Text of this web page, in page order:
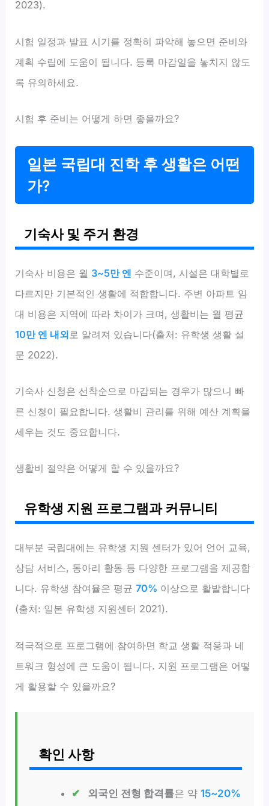
2023).
시험 일정과 발표 시기를 정확히 파악해 놓으면 준비와
계획 수립에 도움이 됩니다. 등록 마감일을 놓치지 않도
록 유의하세요.
시험 후 준비는 어떻게 하면 좋을까요?
일본 국립대 진학 후 생활은 어떤
가?
기숙사 및 주거 환경
기숙사 비용은 월 3~5만 엔 수준이며, 시설은 대학별로
다르지만 기본적인 생활에 적합합니다. 주변 아파트 임
대 비용은 지역에 따라 차이가 크며, 생활비는 월 평균
10만 엔 내외 로 알려져 있습니다(출처: 유학생 생활 설
문 2022).
기숙사 신청은 선착순으로 마감되는 경우가 많으니 빠
른 신청이 필요합니다. 생활비 관리를 위해 예산 계획을
세우는 것도 중요합니다.
생활비 절약은 어떻게 할 수 있을까요?
유학생 지원 프로그램과 커뮤니티
대부분 국립대에는 유학생 지원 센터가 있어 언어 교육,
상담 서비스, 동아리 활동 등 다양한 프로그램을 제공합
니다. 유학생 참여율은 평균70% 이상으로 활발합니다
(출처: 일본 유학생 지원센터 2021).
적극적으로 프로그램에 참여하면 학교 생활 적응과 네
트워크 형성에 큰 도움이 됩니다. 지원 프로그램은 어떻
게 활용할 수 있을까요?
확인 사항
외국인 전형 합격률은 약 15~20%